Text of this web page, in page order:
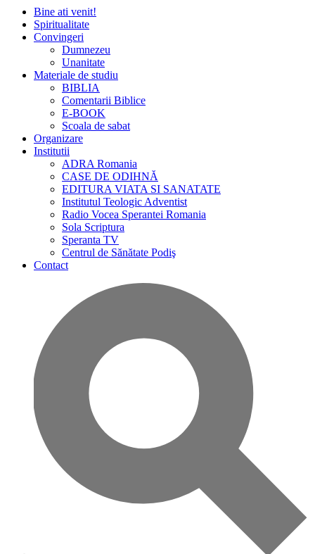
Bine ati venit!
Spiritualitate
Convingeri
Dumnezeu
Unanitate
Materiale de studiu
BIBLIA
Comentarii Biblice
E-BOOK
Scoala de sabat
Organizare
Institutii
ADRA Romania
CASE DE ODIHNĂ
EDITURA VIATA SI SANATATE
Institutul Teologic Adventist
Radio Vocea Sperantei Romania
Sola Scriptura
Speranta TV
Centrul de Sănătate Podiş
Contact